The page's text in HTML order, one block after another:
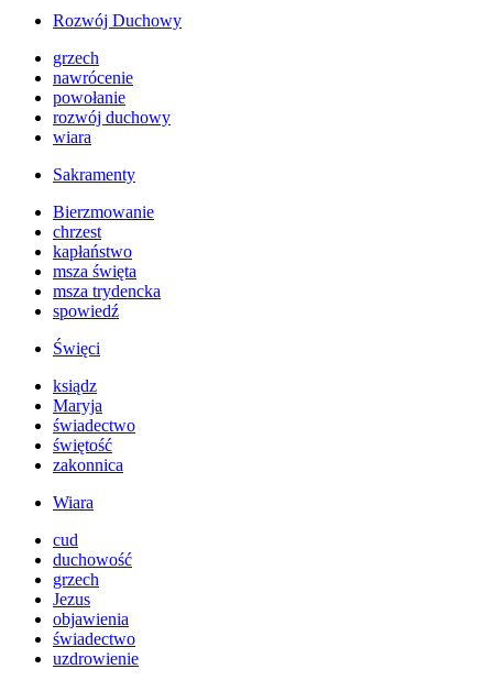
Rozwój Duchowy
grzech
nawrócenie
powołanie
rozwój duchowy
wiara
Sakramenty
Bierzmowanie
chrzest
kapłaństwo
msza święta
msza trydencka
spowiedź
Święci
ksiądz
Maryja
świadectwo
świętość
zakonnica
Wiara
cud
duchowość
grzech
Jezus
objawienia
świadectwo
uzdrowienie